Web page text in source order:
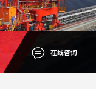
在线咨询